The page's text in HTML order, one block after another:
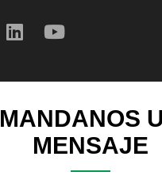
MANDANOS
MENSAJE